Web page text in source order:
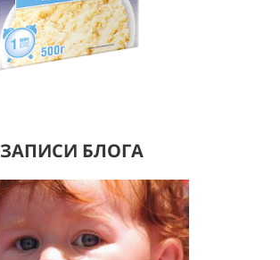
ЗАПИСИ БЛОГА